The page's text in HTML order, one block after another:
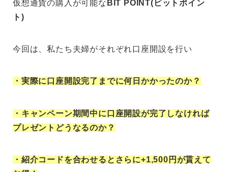
仮想通貨の購入が可能な BIT POINT(ビットポイン
ト)
今回は、私たち夫婦がそれぞれ口座開設を行い
・実際に口座開設完了までに何日かかったのか？
・キャンペーン期間中に口座開設が完了しなければ
プレゼントどうなるのか？
・紹介コードを合わせるとさらに+1,500円が貰えて